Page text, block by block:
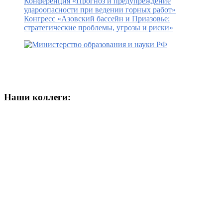
удароопасности при ведении горных работ»
Конгресс «Азовский бассейн и Приазовье:
стратегические проблемы, угрозы и риски»
Наши коллеги: